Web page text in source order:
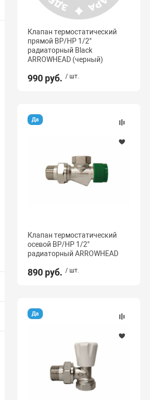
Клапан термостатический
прямой ВР/НР 1/2"
радиаторный Black
ARROWHEAD (черный)
990 руб. / шт.
Да
Клапан термостатический
осевой ВР/НР 1/2"
радиаторный ARROWHEAD
890 руб. / шт.
Да